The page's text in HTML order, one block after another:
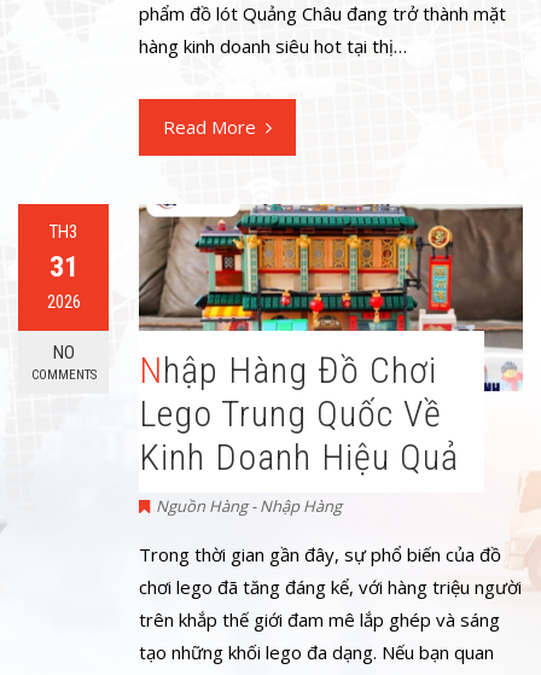
phẩm đồ lót Quảng Châu đang trở thành mặt
hàng kinh doanh siêu hot tại thị…
Read More
TH3
31
2026
NO
COMMENTS
Nhập Hàng Đồ Chơi
Lego Trung Quốc Về
Kinh Doanh Hiệu Quả
Nguồn Hàng - Nhập Hàng
Trong thời gian gần đây, sự phổ biến của đồ
chơi lego đã tăng đáng kể, với hàng triệu người
trên khắp thế giới đam mê lắp ghép và sáng
tạo những khối lego đa dạng. Nếu bạn quan